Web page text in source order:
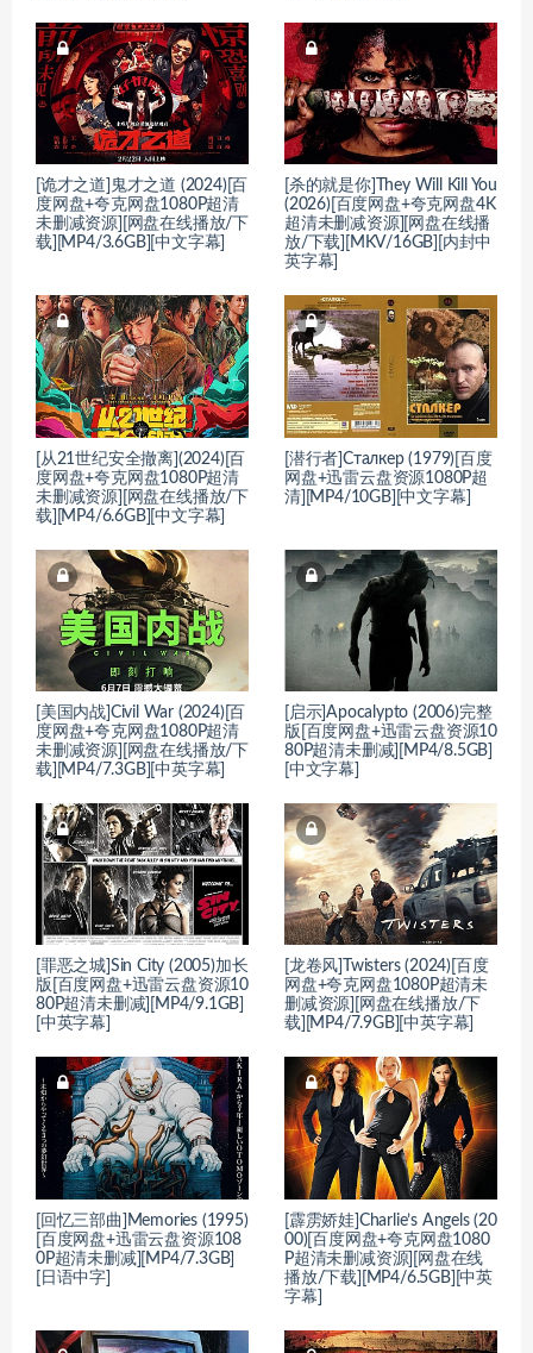
[诡才之道]鬼才之道 (2024)[百
度网盘+夸克网盘1080P超清
未删减资源][网盘在线播放/下
载][MP4/3.6GB][中文字幕]
[杀的就是你]They Will Kill You
(2026)[百度网盘+夸克网盘4K
超清未删减资源][网盘在线播
放/下载][MKV/16GB][内封中
英字幕]
[从21世纪安全撤离](2024)[百
度网盘+夸克网盘1080P超清
未删减资源][网盘在线播放/下
载][MP4/6.6GB][中文字幕]
[潜行者]Сталкер (1979)[百度
网盘+迅雷云盘资源1080P超
清][MP4/10GB][中文字幕]
[美国内战]Civil War (2024)[百
度网盘+夸克网盘1080P超清
未删减资源][网盘在线播放/下
载][MP4/7.3GB][中英字幕]
[启示]Apocalypto (2006)完整
版[百度网盘+迅雷云盘资源10
80P超清未删减][MP4/8.5GB]
[中文字幕]
[罪恶之城]Sin City (2005)加长
版[百度网盘+迅雷云盘资源10
80P超清未删减][MP4/9.1GB]
[中英字幕]
[龙卷风]Twisters (2024)[百度
网盘+夸克网盘1080P超清未
删减资源][网盘在线播放/下
载][MP4/7.9GB][中英字幕]
[回忆三部曲]Memories (1995)
[百度网盘+迅雷云盘资源108
0P超清未删减][MP4/7.3GB]
[日语中字]
[霹雳娇娃]Charlie’s Angels (20
00)[百度网盘+夸克网盘1080
P超清未删减资源][网盘在线
播放/下载][MP4/6.5GB][中英
字幕]